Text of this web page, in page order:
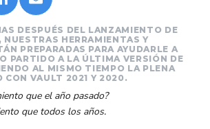
DESPUÉS DEL LANZAMIENTO DE
HERRAMIENTAS Y
PREPARADAS PARA AYUDARLE A
PARTIDO A LA ÚLTIMA VERSIÓN DE
AL MISMO TIEMPO LA PLENA
CON VAULT 2021 Y 2020.
que el año pasado?
que todos los años.